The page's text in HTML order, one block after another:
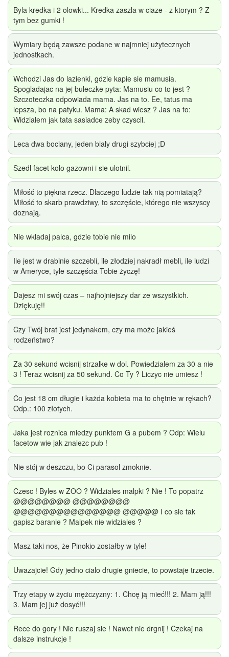
Byla kredka i 2 olowki... Kredka zaszla w ciaze - z ktorym ? Z
tym bez gumki !
Wymiary będą zawsze podane w najmniej użytecznych
jednostkach.
Wchodzi Jas do lazienki, gdzie kapie sie mamusia.
Spogladajac na jej buleczke pyta: Mamusiu co to jest ?
Szczoteczka odpowiada mama. Jas na to. Ee, tatus ma
lepsza, bo na patyku. Mama: A skad wiesz ? Jas na to:
Widzialem jak tata sasiadce zeby czyscil.
Leca dwa bociany, jeden bialy drugi szybciej ;D
Szedl facet kolo gazowni i sie ulotnil.
Miłość to piękna rzecz. Dlaczego ludzie tak nią pomiatają?
Miłość to skarb prawdziwy, to szczęście, którego nie wszyscy
doznają.
Nie wkladaj palca, gdzie tobie nie milo
Ile jest w drabinie szczebli, ile złodziej nakradł mebli, ile ludzi
w Ameryce, tyle szczęścia Tobie życzę!
Dajesz mi swój czas – najhojniejszy dar ze wszystkich.
Dziękuję!!
Czy Twój brat jest jedynakem, czy ma może jakieś
rodzeństwo?
Za 30 sekund wcisnij strzalke w dol. Powiedzialem za 30 a nie
3 ! Teraz wcisnij za 50 sekund. Co Ty ? Liczyc nie umiesz !
Co jest 18 cm długie i każda kobieta ma to chętnie w rękach?
Odp.: 100 złotych.
Jaka jest roznica miedzy punktem G a pubem ? Odp: Wielu
facetow wie jak znalezc pub !
Nie stój w deszczu, bo Ci parasol zmoknie.
Czesc ! Byles w ZOO ? Widziales malpki ? Nie ! To popatrz
@@@@@@@@ @@@@@@@@
@@@@@@@@@@@@@@@ @@@@@ I co sie tak
gapisz baranie ? Malpek nie widziales ?
Masz taki nos, że Pinokio zostałby w tyle!
Uwazajcie! Gdy jedno cialo drugie gniecie, to powstaje trzecie.
Trzy etapy w życiu mężczyzny: 1. Chcę ją mieć!!! 2. Mam ją!!!
3. Mam jej już dosyć!!!
Rece do gory ! Nie ruszaj sie ! Nawet nie drgnij ! Czekaj na
dalsze instrukcje !